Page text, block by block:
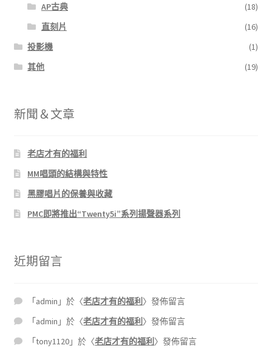
AP古典
(18)
直刻片
(16)
投影機
(1)
其他
(19)
新聞＆文章
老店才有的福利
MM唱頭的結構與特性
黑膠唱片的保養與收藏
PMC即將推出“Twenty5i”系列揚聲器系列
近期留言
「admin 」於〈老店才有的福利 〉發佈留言
「admin 」於〈老店才有的福利 〉發佈留言
「tony1120 」於〈老店才有的福利 〉發佈留言